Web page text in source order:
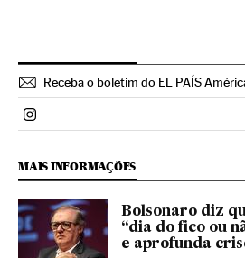
Receba o boletim do EL PAÍS
Politica El País Brasil en Instagram
MAIS INFORMAÇÕES
Bolsonaro diz
“dia do fico ou
e aprofunda